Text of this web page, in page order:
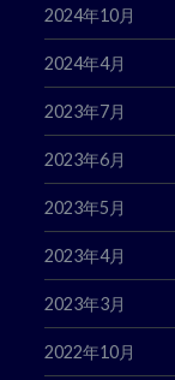
2024年10月
2024年4月
2023年7月
2023年6月
2023年5月
2023年4月
2023年3月
2022年10月